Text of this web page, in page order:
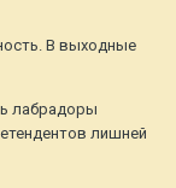
В выходные
лабрадоры
лишней